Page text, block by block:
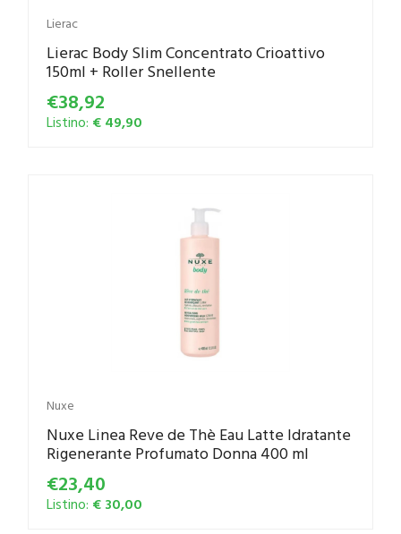
Lierac
Lierac Body Slim Concentrato Crioattivo
150ml + Roller Snellente
€38,92
Listino: € 49,90
Nuxe
Nuxe Linea Reve de Thè Eau Latte Idratante
Rigenerante Profumato Donna 400 ml
€23,40
Listino: € 30,00